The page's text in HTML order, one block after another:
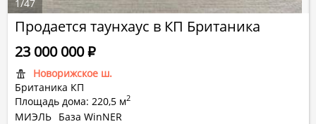
Продается таунхаус в КП Британика
Новорижское ш.
Британика КП
Площадь дома: 220,5 м2
23 000 000Р
МИЭЛЬ База WinNER
1/47